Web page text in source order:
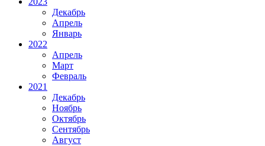
Декабрь
Апрель
Январь
2022
Апрель
Март
Февраль
2021
Декабрь
Ноябрь
Октябрь
Сентябрь
Август